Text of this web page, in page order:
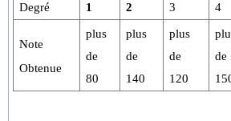
Degré 1 2 3 4
Note
Obtenue
plus
de
80
plus
de
140
plus
de
120
de